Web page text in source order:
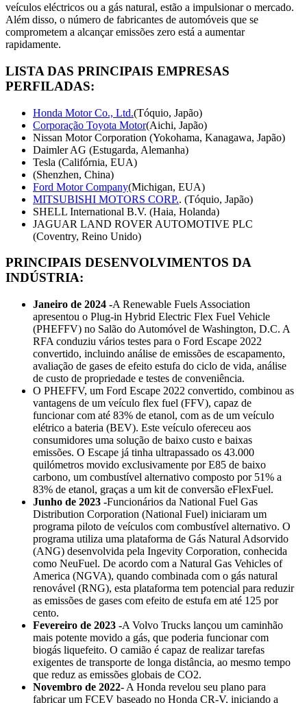
veículos eléctricos ou a gás natural, estão a impulsionar o mercado.
Além disso, o número de fabricantes de automóveis que se
comprometem a alcançar emissões zero está a aumentar
rapidamente.
LISTA DAS PRINCIPAIS EMPRESAS
PERFILADAS:
Honda Motor Co., Ltd.(Tóquio, Japão)
Corporação Toyota Motor(Aichi, Japão)
Nissan Motor Corporation (Yokohama, Kanagawa, Japão)
Daimler AG (Estugarda, Alemanha)
Tesla (Califórnia, EUA)
(Shenzhen, China)
Ford Motor Company(Michigan, EUA)
MITSUBISHI MOTORS CORP.. (Tóquio, Japão)
SHELL International B.V. (Haia, Holanda)
JAGUAR LAND ROVER AUTOMOTIVE PLC
(Coventry, Reino Unido)
PRINCIPAIS DESENVOLVIMENTOS DA
INDÚSTRIA:
Janeiro de 2024 -A Renewable Fuels Association
apresentou o Plug-in Hybrid Electric Flex Fuel Vehicle
(PHEFFV) no Salão do Automóvel de Washington, D.C. A
RFA conduziu vários testes para o Ford Escape 2022
convertido, incluindo análise de emissões de escapamento,
avaliação de gases de efeito estufa do ciclo de vida, análise
de custo de propriedade e testes de conveniência.
O PHEFFV, um Ford Escape 2022 convertido, combinou as
vantagens de um veículo flex fuel (FFV), capaz de
funcionar com até 83% de etanol, com as de um veículo
elétrico a bateria (BEV). Este veículo ofereceu aos
consumidores uma solução de baixo custo e baixas
emissões. O Escape já tinha ultrapassado os 43.000
quilómetros movido exclusivamente por E85 de baixo
carbono, um combustível alternativo composto por 51% a
83% de etanol, graças a um kit de conversão eFlexFuel.
Junho de 2023 -Funcionários da National Fuel Gas
Distribution Corporation (National Fuel) iniciaram um
programa piloto de veículos com combustível alternativo. O
programa utiliza uma plataforma de Gás Natural Adsorvido
(ANG) desenvolvida pela Ingevity Corporation, conhecida
como NeuFuel. De acordo com a Natural Gas Vehicles of
America (NGVA), quando combinada com o gás natural
renovável (RNG), esta plataforma tem potencial para reduzir
as emissões de gases com efeito de estufa em até 125 por
cento.
Fevereiro de 2023 -A Volvo Trucks lançou um caminhão
mais potente movido a gás, que poderia funcionar com
biogás liquefeito. O camião é capaz de realizar tarefas
exigentes de transporte de longa distância, ao mesmo tempo
que reduz as emissões globais de CO2.
Novembro de 2022- A Honda revelou seu plano para
fabricar um FCEV baseado no Honda CR-V, iniciando a